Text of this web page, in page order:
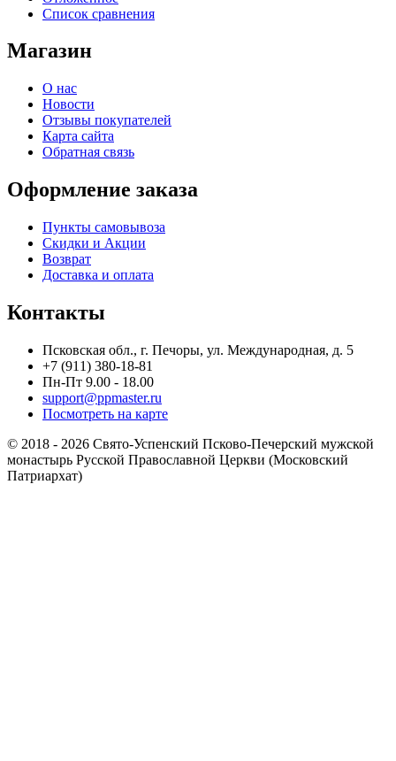
Список сравнения
Магазин
О нас
Новости
Отзывы покупателей
Карта сайта
Обратная связь
Оформление заказа
Пункты самовывоза
Скидки и Акции
Возврат
Доставка и оплата
Контакты
Псковская обл., г. Печоры, ул. Международная, д. 5
+7 (911) 380-18-81
Пн-Пт 9.00 - 18.00
support@ppmaster.ru
Посмотреть на карте
© 2018 - 2026 Свято-Успенский Псково-Печерский мужской
монастырь Русской Православной Церкви (Московский
Патриархат)